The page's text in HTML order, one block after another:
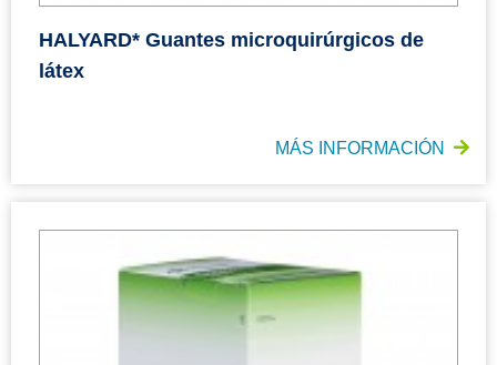
HALYARD* Guantes microquirúrgicos de
látex
MÁS INFORMACIÓN